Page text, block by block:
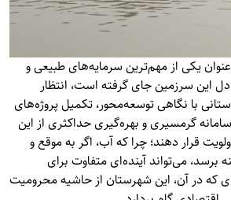
یکی از مهم‌ترین سرمایه‌های طبیعی و
این سرزمین جای گرفته است، انتظار
با نگاهی توسعه‌محور، تکمیل پروژه‌های
گرمسیری و بهره‌گیری حداکثری از این
قرار دهند؛ چرا که آب، اگر به موقع و
برسد، می‌تواند آینده‌ای متفاوت برای
که در آن، این شهرستان از حاشیه محرومیت